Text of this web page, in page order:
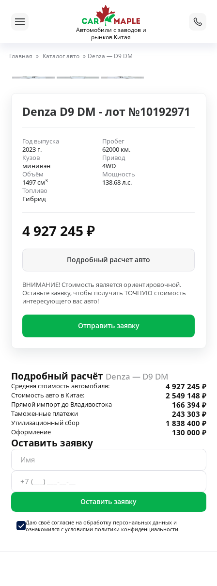
Автомобили с заводов и
рынков Китая
Главная » Каталог авто » Denza — D9 DM
Denza D9 DM - лот №10192971
Год выпуска
2023 г.
Пробег
62000 км.
Кузов
минивэн
Привод
4WD
Объём
1497 см3
Мощность
138.68 л.с.
Топливо
Гибрид
4 927 245 ₽
Подробный расчет авто
ВНИМАНИЕ! Стоимость является ориентировочной.
Оставьте заявку, чтобы получить ТОЧНУЮ стоимость
интересующего вас авто!
Отправить заявку
Подробный расчёт Denza — D9 DM
Средняя стоимость автомобиля: 4 927 245 ₽
Стоимость авто в Китае: 2 549 148 ₽
Прямой импорт до Владивостока 166 394 ₽
Таможенные платежи 243 303 ₽
Утилизационный сбор 1 838 400 ₽
Оформление 130 000 ₽
Оставить заявку
Оставить заявку
Даю своё согласие на обработку персональных данныхи
ознакомился с условиями политики конфиденциальности.